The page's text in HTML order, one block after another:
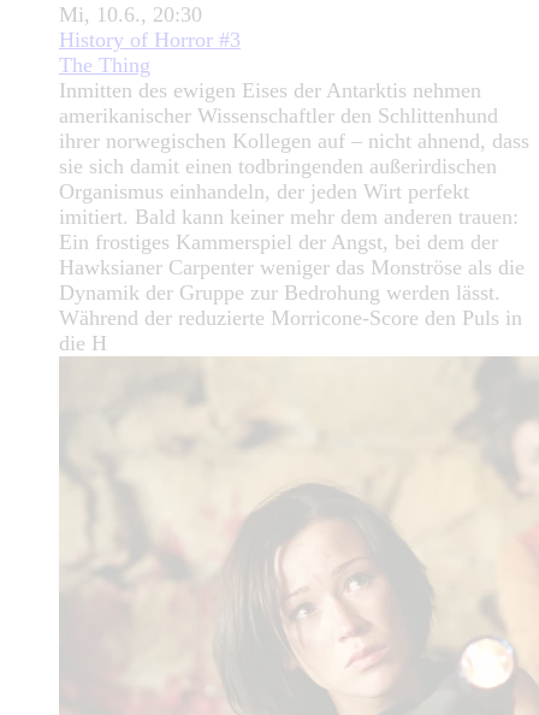
Mi, 10.6., 20:30
History of Horror #3
The Thing
Inmitten des ewigen Eises der Antarktis nehmen
amerikanischer Wissenschaftler den Schlittenhund
ihrer norwegischen Kollegen auf – nicht ahnend, dass
sie sich damit einen todbringenden außerirdischen
Organismus einhandeln, der jeden Wirt perfekt
imitiert. Bald kann keiner mehr dem anderen trauen:
Ein frostiges Kammerspiel der Angst, bei dem der
Hawksianer Carpenter weniger das Monströse als die
Dynamik der Gruppe zur Bedrohung werden lässt.
Während der reduzierte Morricone-Score den Puls in
die H